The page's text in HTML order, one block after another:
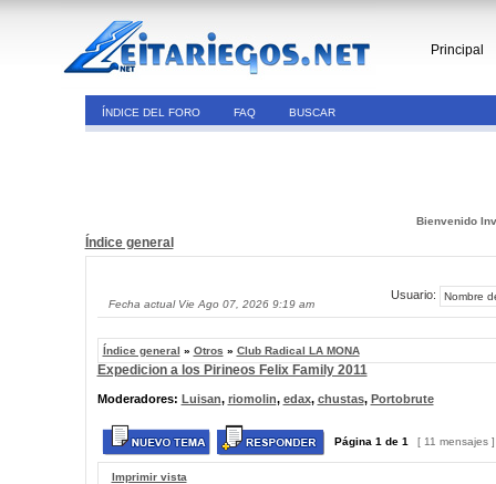
Principal
ÍNDICE DEL FORO FAQ BUSCAR
Bienvenido
Índice general
Fecha actual Vie Ago 07, 2026 9:19 am
Usuario:
Índice general » Otros » Club Radical LA MONA
Expedicion a los Pirineos Felix Family 2011
Moderadores: Luisan, riomolin, edax, chustas, Portobrute
Página 1 de 1 [ 11 mensajes
Imprimir vista